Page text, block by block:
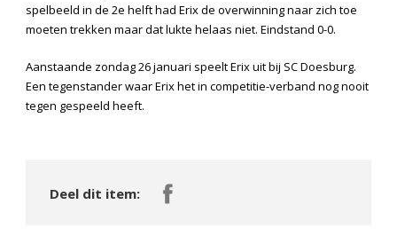
spelbeeld in de 2e helft had Erix de overwinning naar zich toe
moeten trekken maar dat lukte helaas niet. Eindstand 0-0.
Aanstaande zondag 26 januari speelt Erix uit bij SC Doesburg.
Een tegenstander waar Erix het in competitie-verband nog nooit
tegen gespeeld heeft.
Deel dit item: